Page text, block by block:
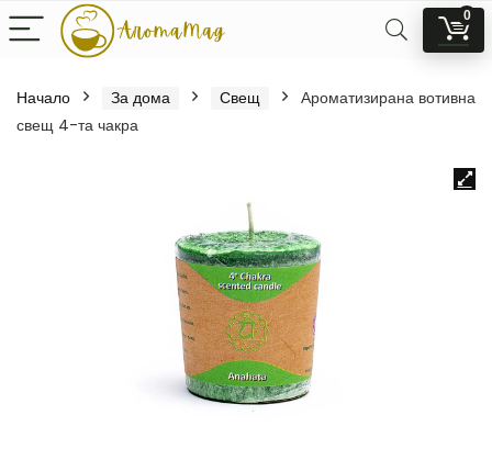
0
Начало За дома Свещ
Ароматизирана вотивна
свещ 4-та чакра